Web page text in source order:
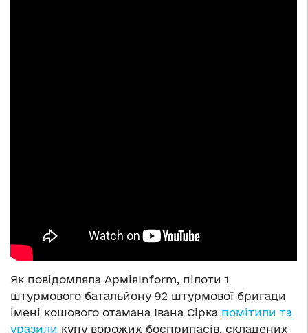
Як повідомляла АрміяInform, пілоти 1
штурмового батальйону 92 штурмової бригади
імені кошового отамана Івана Сірка помітили та
уразили купу ворожих боєприпасів, складених